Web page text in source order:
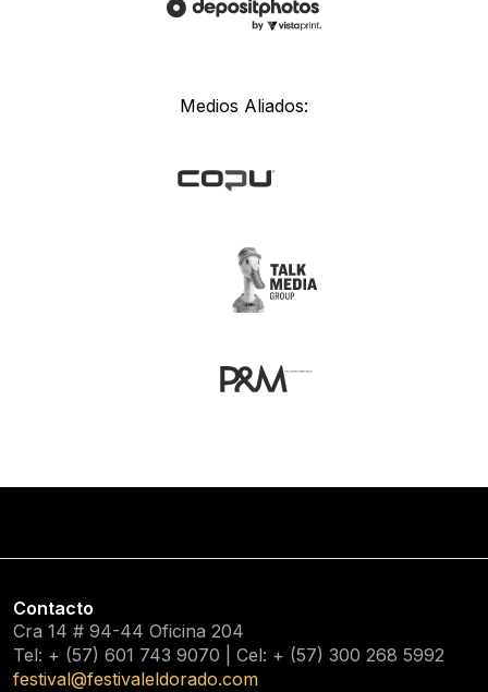
Medios Aliados:
Contacto
Cra 14 # 94-44 Oficina 204
Tel: + (57) 601 743 9070 | Cel: + (57) 300 268 5992
festival@festivaleldorado.com